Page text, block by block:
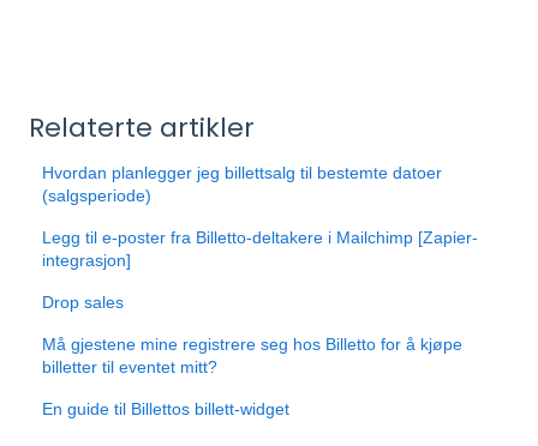
Relaterte artikler
Hvordan planlegger jeg billettsalg til bestemte datoer
(salgsperiode)
Legg til e-poster fra Billetto-deltakere i Mailchimp [Zapier-
integrasjon]
Drop sales
Må gjestene mine registrere seg hos Billetto for å kjøpe
billetter til eventet mitt?
En guide til Billettos billett-widget